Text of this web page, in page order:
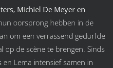
Michiel De Meyer en
oorsprong hebben in de
om een verrassend gedurfde
op de scène te brengen. Sinds
Lema intensief samen in